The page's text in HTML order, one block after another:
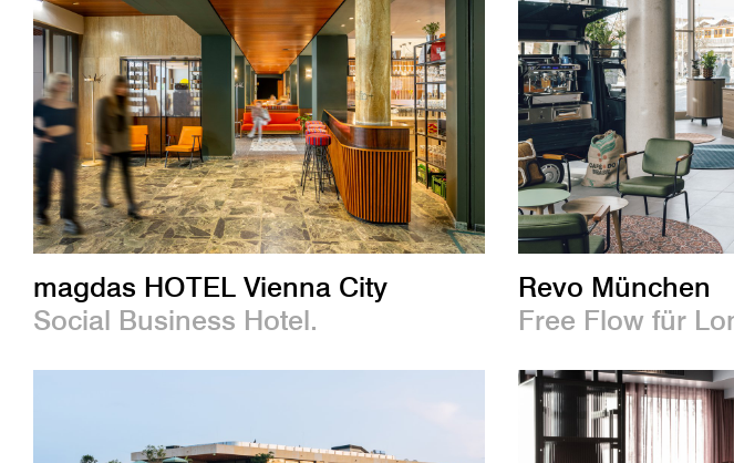
magdas HOTEL Vienna City
Social Business Hotel.
Revo München
Free Flow für